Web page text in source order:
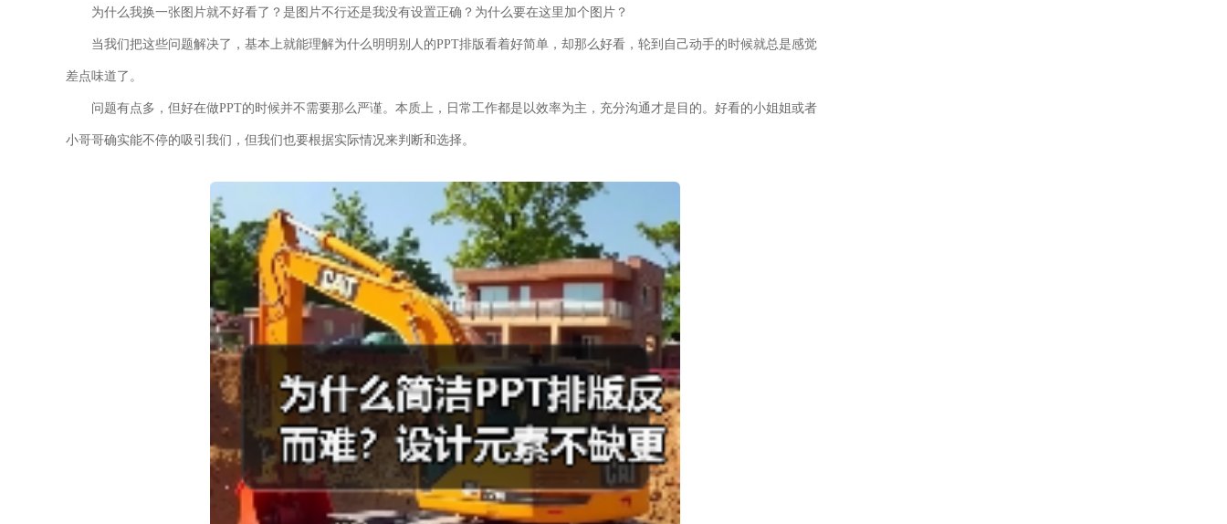
为什么我换一张图片就不好看了？是图片不行还是我没有设置正确？为什么要在这里加个图片？
当我们把这些问题解决了，基本上就能理解为什么明明别人的PPT排版看着好简单，却那么好看，轮到自己动手的时候就总是感觉
差点味道了。
问题有点多，但好在做PPT的时候并不需要那么严谨。本质上，日常工作都是以效率为主，充分沟通才是目的。好看的小姐姐或者
小哥哥确实能不停的吸引我们，但我们也要根据实际情况来判断和选择。